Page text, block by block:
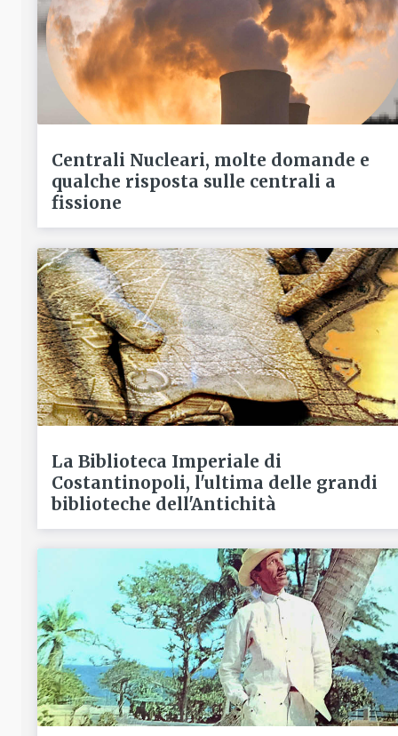
Centrali Nucleari, molte domande e
qualche risposta sulle centrali a
fissione
La Biblioteca Imperiale di
Costantinopoli, l'ultima delle grandi
biblioteche dell'Antichità